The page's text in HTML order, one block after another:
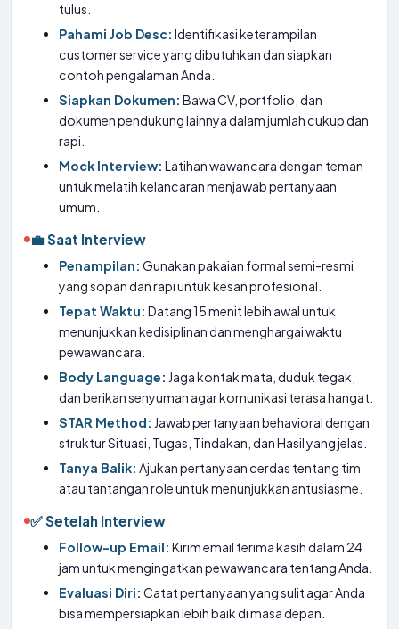
tulus.
Pahami Job Desc: Identifikasi keterampilan
customer service yang dibutuhkan dan siapkan
contoh pengalaman Anda.
Siapkan Dokumen: Bawa CV, portfolio, dan
dokumen pendukung lainnya dalam jumlah cukup dan
rapi.
Mock Interview: Latihan wawancara dengan teman
untuk melatih kelancaran menjawab pertanyaan
umum.
💼 Saat Interview
Penampilan: Gunakan pakaian formal semi-resmi
yang sopan dan rapi untuk kesan profesional.
Tepat Waktu: Datang 15 menit lebih awal untuk
menunjukkan kedisiplinan dan menghargai waktu
pewawancara.
Body Language: Jaga kontak mata, duduk tegak,
dan berikan senyuman agar komunikasi terasa hangat.
STAR Method: Jawab pertanyaan behavioral dengan
struktur Situasi, Tugas, Tindakan, dan Hasil yang jelas.
Tanya Balik: Ajukan pertanyaan cerdas tentang tim
atau tantangan role untuk menunjukkan antusiasme.
✅ Setelah Interview
Follow-up Email: Kirim email terima kasih dalam 24
jam untuk mengingatkan pewawancara tentang Anda.
Evaluasi Diri: Catat pertanyaan yang sulit agar Anda
bisa mempersiapkan lebih baik di masa depan.